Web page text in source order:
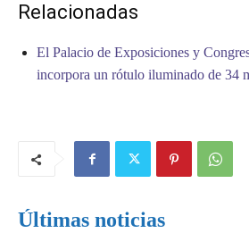
Relacionadas
El Palacio de Exposiciones y
incorpora un rótulo iluminado de 34
Últimas noticias